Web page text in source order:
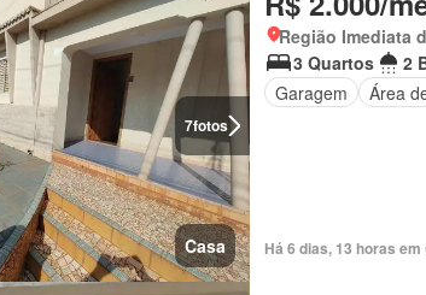
7fotos
Casa
Região Imediata
3 Quartos
2
Garagem
Área
Há 6 dias, 13 horas